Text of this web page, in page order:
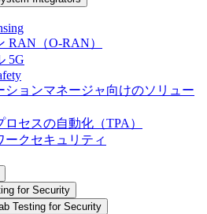
RAN（O-RAN）
5G
ションマネージャ向けのソリュー
ロセスの自動化（TPA）
ークセキュリティ
for Security
Testing for Security